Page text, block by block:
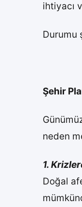
ihtiyacı
Durumu
Şehir
neden
1.
Doğal